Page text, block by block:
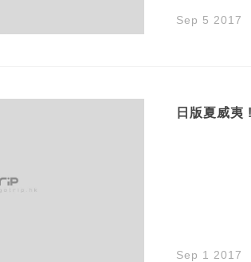
Sep 5 2017
日版夏威夷
Sep 1 2017